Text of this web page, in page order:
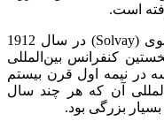
است.
موسسه بین‌المللی فیزیک و شیمی سالوی (Solvay) در سال 1912
کنفرانس بین‌المللی
موسسه در نیمه اول قرن بیستم
آن که هر چند سال
بزرگی بود.